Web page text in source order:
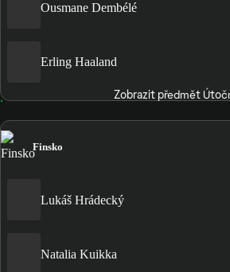
Ousmane Dembélé
Erling Haaland
Zobrazit předmět
Finsko
Lukáš Hrádecký
Natalia Kuikka